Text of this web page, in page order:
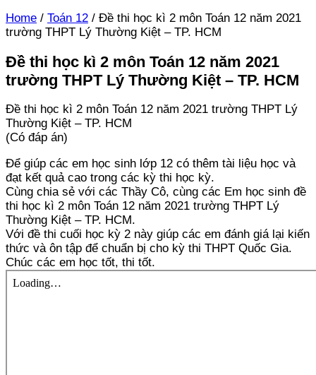
Home / Toán 12 / Đề thi học kì 2 môn Toán 12 năm 2021
trường THPT Lý Thường Kiệt – TP. HCM
Đề thi học kì 2 môn Toán 12 năm 2021
trường THPT Lý Thường Kiệt – TP. HCM
Đề thi học kì 2 môn Toán 12 năm 2021 trường THPT Lý
Thường Kiệt – TP. HCM
(Có đáp án)
Để giúp các em học sinh lớp 12 có thêm tài liệu học và
đạt kết quả cao trong các kỳ thi học kỳ.
Cùng chia sẻ với các Thầy Cô, cùng các Em học sinh đề
thi học kì 2 môn Toán 12 năm 2021 trường THPT Lý
Thường Kiệt – TP. HCM.
Với đề thi cuối học kỳ 2 này giúp các em đánh giá lại kiến
thức và ôn tập để chuẩn bị cho kỳ thi THPT Quốc Gia.
Chúc các em học tốt, thi tốt.